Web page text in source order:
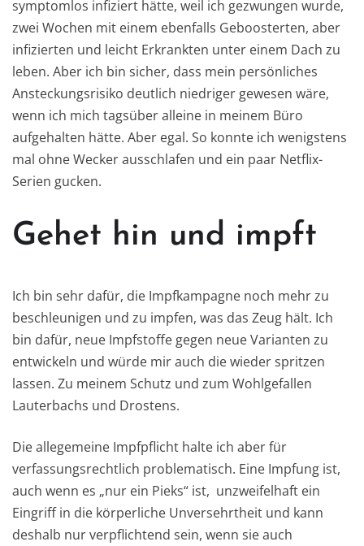
symptomlos infiziert hätte, weil ich gezwungen wurde,
zwei Wochen mit einem ebenfalls Geboosterten, aber
infizierten und leicht Erkrankten unter einem Dach zu
leben. Aber ich bin sicher, dass mein persönliches
Ansteckungsrisiko deutlich niedriger gewesen wäre,
wenn ich mich tagsüber alleine in meinem Büro
aufgehalten hätte. Aber egal. So konnte ich wenigstens
mal ohne Wecker ausschlafen und ein paar Netflix-
Serien gucken.
Gehet hin und impft
Ich bin sehr dafür, die Impfkampagne noch mehr zu
beschleunigen und zu impfen, was das Zeug hält. Ich
bin dafür, neue Impfstoffe gegen neue Varianten zu
entwickeln und würde mir auch die wieder spritzen
lassen. Zu meinem Schutz und zum Wohlgefallen
Lauterbachs und Drostens.
Die allegemeine Impfpflicht halte ich aber für
verfassungsrechtlich problematisch. Eine Impfung ist,
auch wenn es „nur ein Pieks“ ist, unzweifelhaft ein
Eingriff in die körperliche Unversehrtheit und kann
deshalb nur verpflichtend sein, wenn sie auch